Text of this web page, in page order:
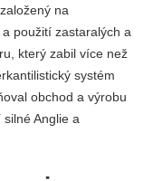
na
použití zastaralých a
který zabil více než
systém
obchod a výrobu
Anglie a